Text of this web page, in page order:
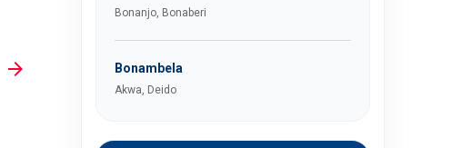
Bonanjo, Bonaberi
Bonambela
Akwa, Deido